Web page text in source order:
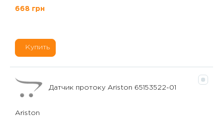
668 грн
Купить
Датчик протоку Ariston 65153522-01
Ariston